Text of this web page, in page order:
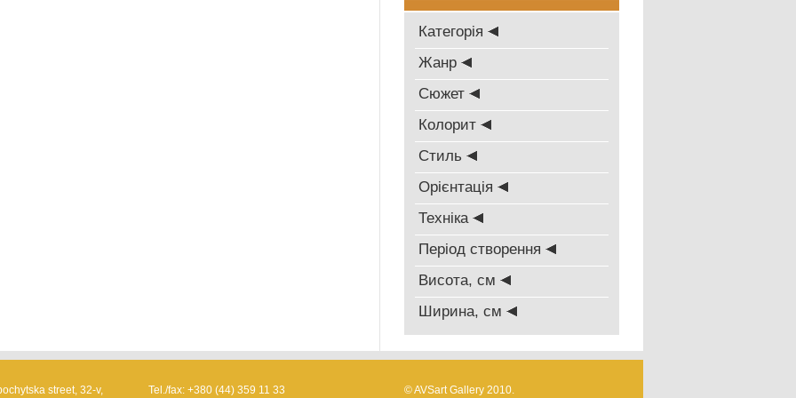
Категорія
Жанр
Сюжет
Колорит
Стиль
Oрієнтація
Техніка
Період створення
Висота, см
Ширина, см
street, 32-v,
Tel./fax: +380 (44) 359 11 33
© AVSart Gallery 2010.